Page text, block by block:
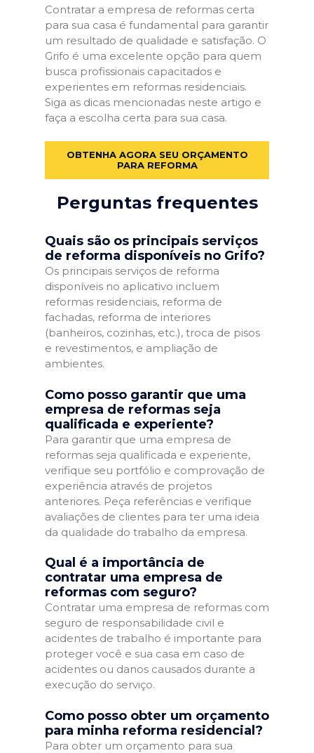
Contratar a empresa de reformas certa
para sua casa é fundamental para garantir
um resultado de qualidade e satisfação. O
Grifo é uma excelente opção para quem
busca profissionais capacitados e
experientes em reformas residenciais.
Siga as dicas mencionadas neste artigo e
faça a escolha certa para sua casa.
OBTENHA AGORA SEU ORÇAMENTO
PARA REFORMA
Perguntas frequentes
Quais são os principais serviços
de reforma disponíveis no Grifo?
Os principais serviços de reforma
disponíveis no aplicativo incluem
reformas residenciais, reforma de
fachadas, reforma de interiores
(banheiros, cozinhas, etc.), troca de pisos
e revestimentos, e ampliação de
ambientes.
Como posso garantir que uma
empresa de reformas seja
qualificada e experiente?
Para garantir que uma empresa de
reformas seja qualificada e experiente,
verifique seu portfólio e comprovação de
experiência através de projetos
anteriores. Peça referências e verifique
avaliações de clientes para ter uma ideia
da qualidade do trabalho da empresa.
Qual é a importância de
contratar uma empresa de
reformas com seguro?
Contratar uma empresa de reformas com
seguro de responsabilidade civil e
acidentes de trabalho é importante para
proteger você e sua casa em caso de
acidentes ou danos causados durante a
execução do serviço.
Como posso obter um orçamento
para minha reforma residencial?
Para obter um orçamento para sua